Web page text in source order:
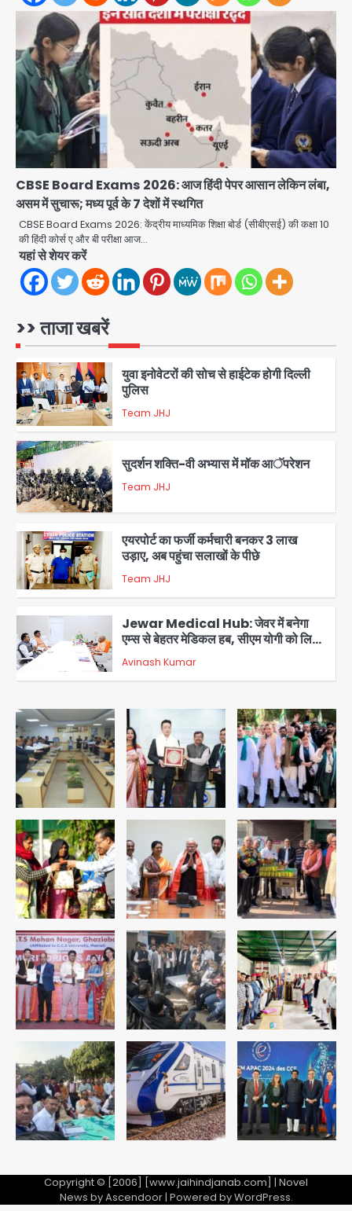
CBSE Board Exams 2026: आज हिंदी पेपर आसान लेकिन लंबा,
असम में सुचारू; मध्य पूर्व के 7 देशों में स्थगित
CBSE Board Exams 2026: केंद्रीय माध्यमिक शिक्षा बोर्ड (सीबीएसई) की कक्षा 10
की हिंदी कोर्स ए और बी परीक्षा आज…
यहां से शेयर करें
>> ताजा खबरें
2
3
सुदर्शन शक्ति-वी अभ्यास में मॉक आॅपरेशन
Team JHJ
4
एयरपोर्ट का फर्जी कर्मचारी बनकर 3 लाख
उड़ाए, अब पहुंचा सलाखों के पीछे
Team JHJ
5
Jewar Medical Hub: जेवर में बनेगा
एम्स से बेहतर मेडिकल हब, सीएम योगी को लिखा
पत्र
Avinash Kumar
1
Rahul Gandhi’s Prayagraj
2
युवा इनोवेटरों की सोच से हाईटेक होगी दिल्ली
पुलिस
Team JHJ
3
सुदर्शन शक्ति-वी अभ्यास में मॉक आॅपरेशन
Team JHJ
4
एयरपोर्ट का फर्जी कर्मचारी बनकर 3 लाख
उड़ाए, अब पहुंचा सलाखों के पीछे
Team JHJ
5
Jewar Medical Hub: जेवर में बनेगा
एम्स से बेहतर मेडिकल हब, सीएम योगी को लिखा
पत्र
Avinash Kumar
1
Rahul Gandhi’s Prayagraj
speech: युवाओं को ‘दर्द, डेटा, दौलत’ का
संदेश, बीजेपी का वार
Avinash Kumar
2
युवा इनोवेटरों की सोच से हाईटेक होगी दिल्ली
पुलिस
3
सुदर्शन शक्ति-वी अभ्यास में मॉक आॅपरेशन
Team JHJ
4
एयरपोर्ट का फर्जी कर्मचारी बनकर 3 लाख
उड़ाए, अब पहुंचा सलाखों के पीछे
Team JHJ
5
Jewar Medical Hub: जेवर में बनेगा
एम्स से बेहतर मेडिकल हब, सीएम योगी को लिखा
पत्र
Avinash Kumar
Copyright © [2006] [www.jaihindjanab.com] | Novel
News byAscendoor| Powered byWordPress.